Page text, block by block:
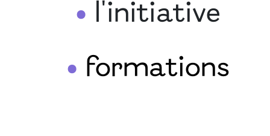
• l'initiative
• formations